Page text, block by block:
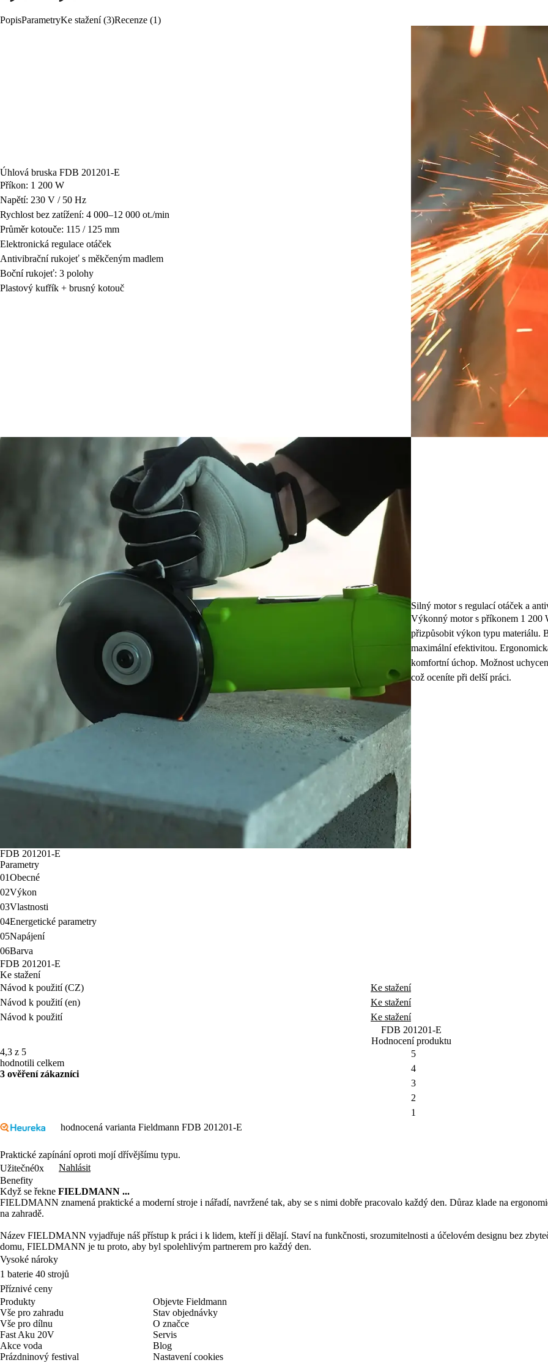
PopisParametryKe stažení (3)Recenze (1)
Úhlová bruska FDB 201201-E
Příkon: 1 200 W
Napětí: 230 V / 50 Hz
Rychlost bez zatížení: 4 000–12 000 ot./min
Průměr kotouče: 115 / 125 mm
Elektronická regulace otáček
Antivibrační rukojeť s měkčeným madlem
Boční rukojeť: 3 polohy
Plastový kufřík + brusný kotouč
Silný motor s regulací otáček a
Výkonný motor s příkonem 1 200
přizpůsobit výkon typu materiálu.
maximální efektivitou.
komfortní úchop. Možnost
což oceníte při delší práci.
FDB 201201-E
Parametry
01Obecné
02Výkon
03Vlastnosti
04Energetické parametry
05Napájení
06Barva
FDB 201201-E
Ke stažení
Návod k použití (CZ)
Ke stažení
Návod k použití (en)
Ke stažení
Návod k použití
Ke stažení
FDB 201201-E
Hodnocení produktu
4,3 z 5
hodnotili celkem
3 ověření zákazníci
5
4
3
2
1
hodnocená varianta Fieldmann FDB 201201-E
Praktické zapínání oproti mojí dřívějšímu typu.
Užitečné0x
Nahlásit
Benefity
Když se řekne FIELDMANN ...
FIELDMANN znamená praktické a moderní stroje i nářadí, navržené tak, aby se s nimi dobře pracovalo každý den. Důraz klade na
na zahradě.
Název FIELDMANN vyjadřuje náš přístup k práci i k lidem, kteří ji dělají. Staví na funkčnosti, srozumitelnosti a účelovém designu bez
domu, FIELDMANN je tu proto, aby byl spolehlivým partnerem pro každý den.
Vysoké nároky
1 baterie 40 strojů
Příznivé ceny
Produkty
Vše pro zahradu
Vše pro dílnu
Fast Aku 20V
Akce voda
Prázdninový festival
Objevte Fieldmann
Stav objednávky
O značce
Servis
Blog
Nastavení cookies